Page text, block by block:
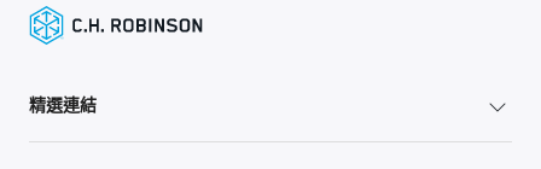
精選連結